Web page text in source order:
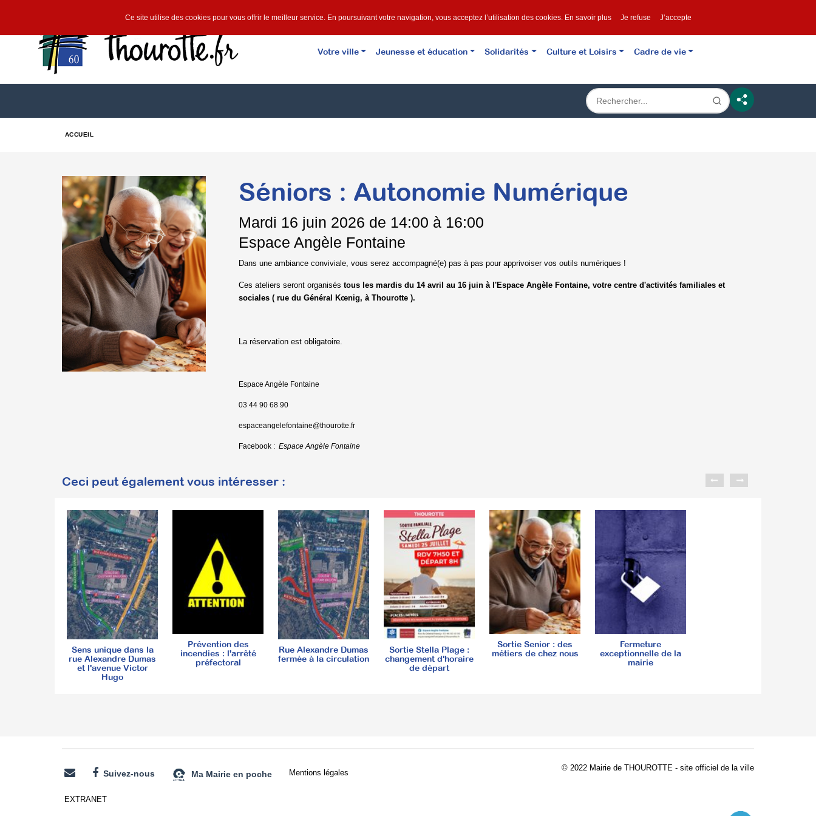
Votre ville Jeunesse et éducation Solidarités Culture et Loisirs Cadre de vie
ACCUEIL
Séniors : Autonomie Numérique
Mardi 16 juin 2026 de 14:00 à 16:00
Espace Angèle Fontaine
Dans une ambiance conviviale, vous serez accompagné(e) pas à pas pour apprivoiser vos outils numériques !
Ces ateliers seront organisés tous les mardis du 14 avril au 16 juin à l'Espace Angèle Fontaine, votre centre d'activités familiales et
sociales ( rue du Général Kœnig, à Thourotte ).
La réservation est obligatoire.
Espace Angèle Fontaine
03 44 90 68 90
espaceangelefontaine@thourotte.fr
Facebook : Espace Angèle Fontaine
Ceci peut également vous intéresser :
Sens unique dans la
rue Alexandre Dumas
et l'avenue Victor
Hugo
Prévention des
incendies : l'arrêté
préfectoral
Rue Alexandre Dumas
fermée à la circulation
Sortie Stella Plage :
changement d'horaire
de départ
Sortie Senior : des
métiers de chez nous
Fermeture
exceptionnelle de la
mairie
Suivez-nous Ma Mairie en poche Mentions légales
EXTRANET
© 2022 Mairie de THOUROTTE - site officiel de la ville
Ce site utilise des cookies pour vous offrir le meilleur service. En poursuivant votre navigation, vous acceptez l’utilisation des cookies. En savoir plus Je refuse J’accepte